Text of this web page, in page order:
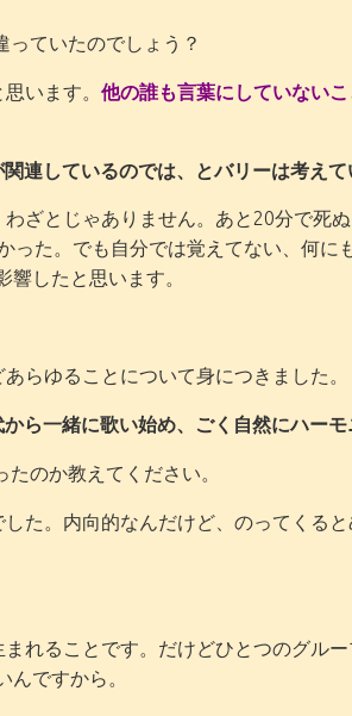
ていたのでしょう？
います。 他の誰も言葉にしていない
関連しているのでは、とバリーは考えて
ざとじゃありません。あと20分で死
た。でも自分では覚えてない、何に
したと思います。
ゆることについて身につきました。
ら一緒に歌い始め、ごく自然にハーモ
のか教えてください。
た。内向的なんだけど、のってくると
ることです。だけどひとつのグルー
ですから。